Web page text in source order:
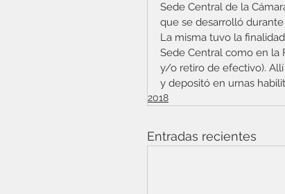
Sede Central de la
que se desarrolló
La misma tuvo la
Sede Central como en la
y/o retiro de efectivo).
y depositó en urnas
2018
Entradas recientes